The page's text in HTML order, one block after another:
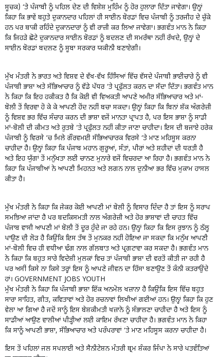
ਸੂਚਕ) ‘ਤੇ ਪੰਜਾਬੀ ਨੂੰ ਪਹਿਲ ਦੇਣ ਦੀ ਵਿਸ਼ੇਸ਼ ਮੁਹਿੰਮ ਨੂੰ ਹੋਰ ਹੁਲਾਰਾ ਦਿੱਤਾ ਜਾਵੇਗਾ। ਉਨ੍ਹਾਂ
ਕਿਹਾ ਕਿ ਭਾਵੇਂ ਬਹੁਤੇ ਦੁਕਾਨਦਾਰ ਪਹਿਲਾਂ ਹੀ ਸਾਈਨ ਬੋਰਡਾਂ ਵਿਚ ਪੰਜਾਬੀ ਨੂੰ ਤਰਜੀਹ ਦੇ ਚੁੱਕੇ
ਹਨ ਪਰ ਬਾਕੀ ਰਹਿੰਦੇ ਦੁਕਾਨਦਾਰਾਂ ਨੂੰ ਵੀ ਰਾਜ਼ੀ ਕਰ ਲਿਆ ਜਾਵੇਗਾ। ਭਗਵੰਤ ਮਾਨ ਨੇ ਕਿਹਾ
ਕਿ ਜਿਹੜੇ ਛੋਟੇ ਦੁਕਾਨਦਾਰ ਸਾਈਨ ਬੋਰਡਾਂ ਨੂੰ ਬਦਲਣ ਦੀ ਸਮਰੱਥਾ ਨਹੀਂ ਰੱਖਦੇ, ਉਨ੍ਹਾਂ ਦੇ
ਸਾਈਨ ਬੋਰਡਾਂ ਬਦਲਣ ਨੂੰ ਸੂਬਾ ਸਰਕਾਰ ਯਕੀਨੀ ਬਣਾਏਗੀ।
ਮੁੱਖ ਮੰਤਰੀ ਨੇ ਭਾਰਤ ਅਤੇ ਵਿਸ਼ਵ ਦੇ ਵੱਖ-ਵੱਖ ਹਿੱਸਿਆਂ ਵਿੱਚ ਵੱਸਦੇ ਪੰਜਾਬੀ ਭਾਈਚਾਰੇ ਨੂੰ ਵੀ
ਪੰਜਾਬੀ ਭਾਸ਼ਾ ਅਤੇ ਸੱਭਿਆਚਾਰ ਨੂੰ ਵੱਡੇ ਪੱਧਰ ‘ਤੇ ਪ੍ਰਫੁੱਲਤ ਕਰਨ ਦਾ ਸੱਦਾ ਦਿੱਤਾ। ਭਗਵੰਤ ਮਾਨ
ਨੇ ਕਿਹਾ ਕਿ ਇਹ ਹਕੀਕਤ ਹੈ ਕਿ ਕੋਈ ਵੀ ਵਿਅਕਤੀ ਆਪਣੇ ਅਮੀਰ ਸੱਭਿਆਚਾਰ ਅਤੇ ਮਾਂ-
ਬੋਲੀ ਤੋਂ ਵਿਰਵਾ ਹੋ ਕੇ ਕੇ ਆਪਣੀ ਹੋਂਦ ਨਹੀਂ ਬਚਾ ਸਕਦਾ। ਉਨ੍ਹਾਂ ਕਿਹਾ ਕਿ ਬਿਨਾਂ ਸ਼ੱਕ ਅੰਗਰੇਜ਼ੀ
ਨੂੰ ਵਿਸ਼ਵ ਭਰ ਵਿੱਚ ਸੰਚਾਰ ਕਰਨ ਦੀ ਭਾਸ਼ਾ ਵਜੋਂ ਮਾਨਤਾ ਪ੍ਰਾਪਤ ਹੈ, ਪਰ ਇਸ ਭਾਸ਼ਾ ਨੂੰ ਸਾਡੀ
ਮਾਂ-ਬੋਲੀ ਦੀ ਕੀਮਤ ਅਤੇ ਰੁਤਬੇ ‘ਤੇ ਪ੍ਰਫੁੱਲਤ ਨਹੀਂ ਕੀਤਾ ਜਾਣਾ ਚਾਹੀਦਾ। ਇਸ ਦੀ ਬਜਾਏ ਹਰੇਕ
ਪੰਜਾਬੀ ਨੂੰ ਵਿਰਸੇ ‘ਚ ਮਿਲੇ ਗੌਰਵਮਈ ਸੱਭਿਆਚਾਰਕ ਵਿਰਸੇ ‘ਤੇ ਮਾਣ ਮਹਿਸੂਸ ਕਰਨਾ
ਚਾਹੀਦਾ ਹੈ। ਉਨ੍ਹਾਂ ਕਿਹਾ ਕਿ ਪੰਜਾਬ ਮਹਾਨ ਗੁਰੂਆਂ, ਸੰਤਾਂ, ਪੀਰਾਂ ਅਤੇ ਸ਼ਹੀਦਾਂ ਦੀ ਧਰਤੀ ਹੈ
ਅਤੇ ਇਹ ਯੁੱਗਾਂ ਤੋਂ ਮਨੁੱਖਤਾ ਲਈ ਚਾਨਣ ਮੁਨਾਰੇ ਵਜੋਂ ਵਿਚਰਦਾ ਆ ਰਿਹਾ ਹੈ। ਭਗਵੰਤ ਮਾਨ ਨੇ
ਕਿਹਾ ਕਿ ਪੰਜਾਬੀਆਂ ਨੇ ਆਪਣੀ ਮਿਹਨਤ ਅਤੇ ਲਗਨ ਨਾਲ ਦੁਨੀਆ ਭਰ ਵਿੱਚ ਮੁਕਾਮ ਹਾਸਲ
ਕੀਤਾ ਹੈ।
ਮੁੱਖ ਮੰਤਰੀ ਨੇ ਕਿਹਾ ਕਿ ਜੇਕਰ ਕੋਈ ਆਪਣੀ ਮਾਂ ਬੋਲੀ ਨੂੰ ਵਿਸਾਰ ਦਿੰਦਾ ਹੈ ਤਾਂ ਇਸ ਨੂੰ ਸਰਾਪ
ਸਮਝਿਆ ਜਾਂਦਾ ਹੈ ਪਰ ਬਦਕਿਸਮਤੀ ਨਾਲ ਅੰਗਰੇਜ਼ੀ ਅਤੇ ਹੋਰ ਭਾਸ਼ਾਵਾਂ ਦੀ ਚਾਹਤ ਵਿੱਚ
ਪੰਜਾਬ ਵਾਸੀ ਆਪਣੀ ਮਾਂ ਬੋਲੀ ਤੋਂ ਦੂਰ ਹੁੰਦੇ ਜਾ ਰਹੇ ਹਨ। ਉਨ੍ਹਾਂ ਕਿਹਾ ਕਿ ਇਸ ਰੁਝਾਨ ਨੂੰ ਠੱਲ੍ਹ
ਪਾਉਣ ਦੀ ਲੋੜ ਹੈ ਕਿਉਂਕਿ ਇਸ ਤੱਥ ਤੋਂ ਮੁਨਕਰ ਨਹੀਂ ਹੋਇਆ ਜਾ ਸਕਦਾ ਕਿ ਮਨੁੱਖ ਆਪਣੀ
ਮਾਂ-ਬੋਲੀ ਵਿਚ ਹੀ ਵਧੀਆ ਢੰਗ ਨਾਲ ਗੱਲਬਾਤ ਅਤੇ ਪ੍ਰਗਟਾਵਾ ਕਰ ਸਕਦਾ ਹੈ। ਭਗਵੰਤ ਮਾਨ
ਨੇ ਕਿਹਾ ਕਿ ਬਹੁਤ ਸਾਰੇ ਵਿਦੇਸ਼ੀ ਮੁਲਕਾਂ ਵਿਚ ਤਾਂ ਪੰਜਾਬੀ ਭਾਸ਼ਾ ਦੀ ਵਰਤੋਂ ਕੀਤੀ ਜਾ ਰਹੀ ਹੈ
ਪਰ ਅਸੀਂ ਕਿਸੇ ਨਾ ਕਿਸੇ ਤਰ੍ਹਾਂ ਇਸ ਨੂੰ ਆਪਣੇ ਜੀਵਨ ਦਾ ਹਿੱਸਾ ਬਣਾਉਣ ਤੋਂ ਕੰਨੀ ਕਤਰਾਉਂਦੇ
ਹਾਂ। GOVERNMENT JOBS YOUTH
ਮੁੱਖ ਮੰਤਰੀ ਨੇ ਕਿਹਾ ਕਿ ਪੰਜਾਬੀ ਭਾਸ਼ਾ ਇੱਕ ਅਨਮੋਲ ਖਜ਼ਾਨਾ ਹੈ ਕਿਉਂਕਿ ਇਸ ਵਿੱਚ ਬਹੁਤ
ਸਾਰਾ ਸਾਹਿਤ, ਗੀਤ, ਕਵਿਤਾਵਾਂ ਅਤੇ ਹੋਰ ਰਚਨਾਵਾਂ ਲਿਖੀਆਂ ਗਈਆਂ ਹਨ। ਉਨ੍ਹਾਂ ਕਿਹਾ ਕਿ ਹੁਣ
ਵੇਲਾ ਆ ਗਿਆ ਹੈ ਜਦੋਂ ਸਾਨੂੰ ਇਸ ਬੇਸ਼ਕੀਮਤੀ ਖਜ਼ਾਨੇ ਨੂੰ ਸੰਭਾਲਣਾ ਚਾਹੀਦਾ ਹੈ ਅਤੇ ਇਸ ਨੂੰ
ਸਾਡੀਆਂ ਆਉਣ ਵਾਲੀਆਂ ਪੀੜ੍ਹੀਆਂ ਲਈ ਕਾਇਮ ਰੱਖਣਾ ਚਾਹੀਦਾ ਹੈ। ਭਗਵੰਤ ਮਾਨ ਨੇ ਕਿਹਾ
ਕਿ ਸਾਨੂੰ ਆਪਣੀ ਭਾਸ਼ਾ, ਸੱਭਿਆਚਾਰ ਅਤੇ ਪਰੰਪਰਾਵਾਂ ‘ਤੇ ਮਾਣ ਮਹਿਸੂਸ ਕਰਨਾ ਚਾਹੀਦਾ ਹੈ।
ਇਸ ਤੋਂ ਪਹਿਲਾਂ ਜਲ ਸਪਲਾਈ ਅਤੇ ਸੈਨੀਟੇਸ਼ਨ ਮੰਤਰੀ ਬ੍ਰਮ ਸ਼ੰਕਰ ਜਿੰਪਾ ਨੇ ਸਾਰੇ ਪਤਵੰਤਿਆਂ